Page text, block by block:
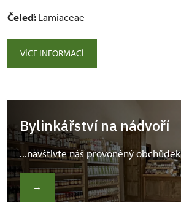
Čeleď:Lamiaceae
VÍCE INFORMACÍ
Bylinkářství na nádvoří
...navštivte náš provoněný obchůdek
→